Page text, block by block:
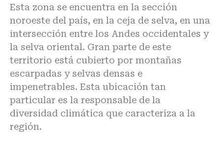
Esta zona se encuentra en la sección
noroeste del país, en la ceja de selva, en una
intersección entre los Andes occidentales y
la selva oriental. Gran parte de este
territorio está cubierto por montañas
escarpadas y selvas densas e
impenetrables. Esta ubicación tan
particular es la responsable de la
diversidad climática que caracteriza a la
región.